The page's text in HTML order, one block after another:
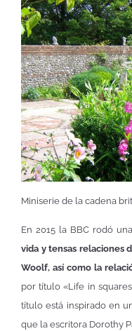
Miniserie de la cadena
En 2015 la BBC rodó una
vida y tensas relaciones
Woolf, así como la
por título «Life in
título está inspirado en
que la escritora Dorothy